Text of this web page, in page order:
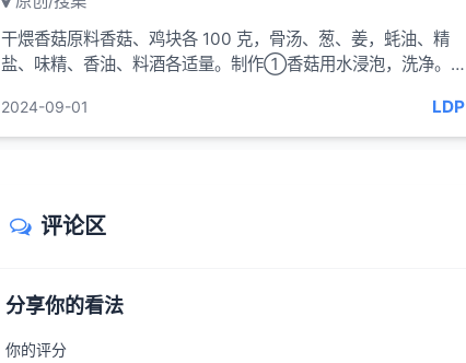
干煨香菇原料香菇、鸡块各 100 克，骨汤、葱、姜，蚝油、精
盐、味精、香油、料酒各适量。制作①香菇用水浸泡，洗净。
2024-09-01 LDP
评论区
分享你的看法
你的评分